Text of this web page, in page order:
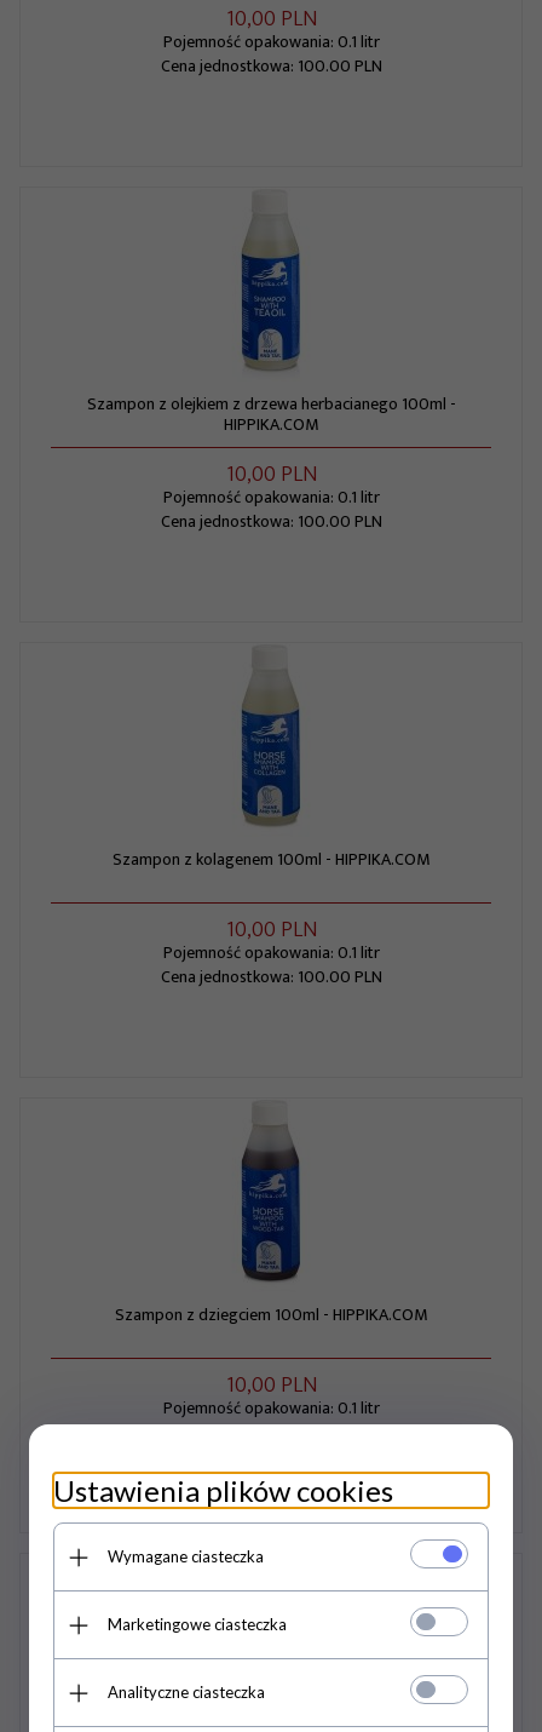
10,00 PLN
Pojemność opakowania: 0.1 litr
Cena jednostkowa: 100.00 PLN
Szampon z olejkiem z drzewa herbacianego 100ml -
HIPPIKA.COM
10,00 PLN
Pojemność opakowania: 0.1 litr
Cena jednostkowa: 100.00 PLN
Szampon z kolagenem 100ml - HIPPIKA.COM
10,00 PLN
Pojemność opakowania: 0.1 litr
Cena jednostkowa: 100.00 PLN
Szampon z dziegciem 100ml - HIPPIKA.COM
10,00 PLN
Pojemność opakowania: 0.1 litr
Cena jednostkowa: 100.00 PLN
Ustawienia plików cookies
Wymagane ciasteczka
Marketingowe ciasteczka
Analityczne ciasteczka